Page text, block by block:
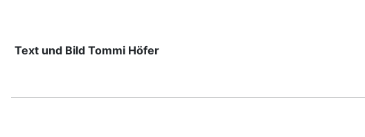
Text und Bild Tommi Höfer